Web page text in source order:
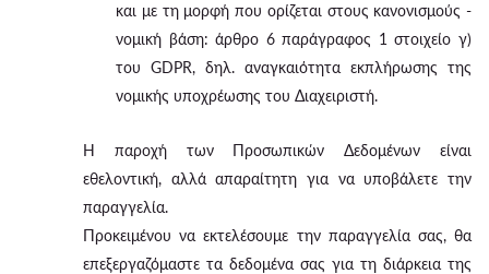
και με τη μορφή που ορίζεται στους κανονισμούς -
νομική βάση: άρθρο 6 παράγραφος 1 στοιχείο γ)
του GDPR, δηλ. αναγκαιότητα εκπλήρωσης της
νομικής υποχρέωσης του Διαχειριστή.
Η παροχή των Προσωπικών Δεδομένων είναι
εθελοντική, αλλά απαραίτητη για να υποβάλετε την
παραγγελία.
Προκειμένου να εκτελέσουμε την παραγγελία σας, θα
επεξεργαζόμαστε τα δεδομένα σας για τη διάρκεια της